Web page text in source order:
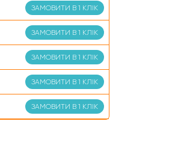
ЗАМОВИТИ В 1 КЛІК
ЗАМОВИТИ В 1 КЛІК
ЗАМОВИТИ В 1 КЛІК
ЗАМОВИТИ В 1 КЛІК
ЗАМОВИТИ В 1 КЛІК